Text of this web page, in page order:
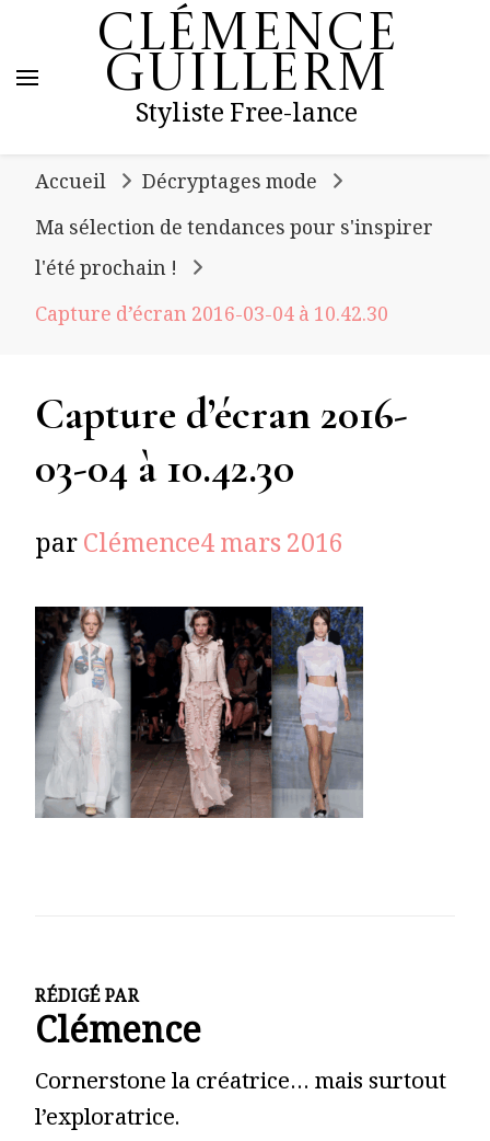
Clémence
Guillerm
Styliste Free-lance
Accueil
Décryptages mode
Ma sélection de tendances pour s'inspirer
l'été prochain !
Capture d’écran 2016-03-04 à 10.42.30
Capture d’écran 2016-
03-04 à 10.42.30
parClémence4 mars 2016
RÉDIGÉ PAR
Clémence
Cornerstone la créatrice… mais surtout
l’exploratrice.